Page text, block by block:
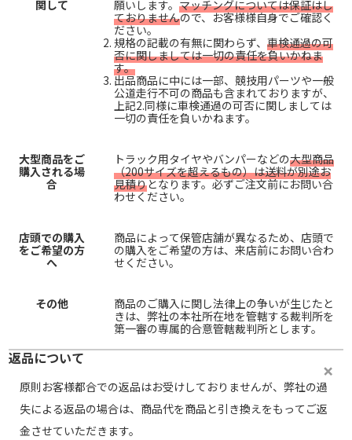
関して
願いします。 マッチングについては保証はし
ておりませんので、お客様様自身でご確認く
ださい。
規格の記載の有無に関わらず、 車検通過の可
否に関しましては一切の責任を負いかねま
す。
出品商品に中には一部、競技用パーツや一般
公道走行不可の商品も含まれておりますが、
上記2.同様に車検通過の可否に関しましては
一切の責任を負いかねます。
大型商品をご
購入される場
合
トラック用タイヤやバンパーなどの大型商品
（200サイズを超えるもの）は送料が別途お
見積りとなります。必ずご注文前にお問い合
わせください。
店頭での購入
をご希望の方
へ
商品によって保管店舗が異なるため、店頭で
の購入をご希望の方は、来店前にお問い合わ
せください。
その他
商品のご購入に関し法律上の争いが生じたと
きは、弊社の本社所在地を管轄する裁判所を
第一審の専属的合意管轄裁判所とします。
返品について
原則お客様都合での返品はお受けしておりませんが、弊社の過
失による返品の場合は、商品代を商品と引き換えをもってご返
金させていただきます。